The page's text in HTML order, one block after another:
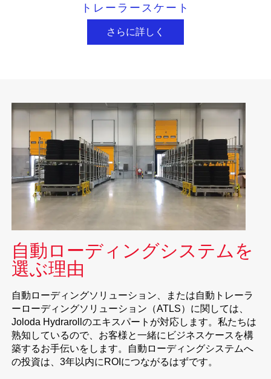
トレーラースケート
さらに詳しく
自動ローディングシステムを
選ぶ理由
自動ローディングソリューション、または自動トレーラ
ーローディングソリューション（ATLS）に関しては、
Joloda Hydrarollのエキスパートが対応します。私たちは
熟知しているので、お客様と一緒にビジネスケースを構
築するお手伝いをします。自動ローディングシステムへ
の投資は、3年以内にROIにつながるはずです。